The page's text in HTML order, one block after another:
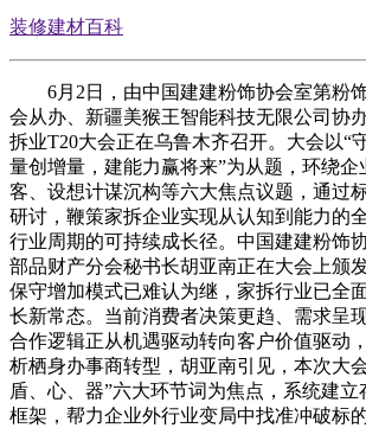
装修建材百科
6月2日，由中国建建粉饰协会室第粉
会从办、新疆美猴王智能科技无限公司协
拆业T20大会正在乌鲁木齐召开。大会以
量创增量，建能力赢将来”为从题，环绕企
客、设想计谋沉构等六大焦点议题，通过
研讨，鞭策家拆企业实现从认知到能力的
行业周期的可持续成长径。中国建建粉饰
部品财产分会秘书长胡亚南正在大会上颁
保守增加模式已难认为继，家拆行业已全
长新常态。当前消费者决策更趋、需求呈
合作逻辑正从机遇驱动转向客户价值驱动
析栖身办事商转型，胡亚南引见，本次大
盾、心、器”六大环节词为焦点，系统建立
框架，帮力企业外行业变局中找准冲破标